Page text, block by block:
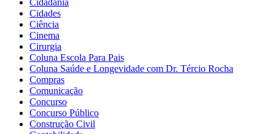
Cidades
Ciência
Cinema
Cirurgia
Coluna Escola Para Pais
Coluna Saúde e Longevidade com Dr. Tércio Rocha
Compras
Comunicação
Concurso
Concurso Público
Construção Civil